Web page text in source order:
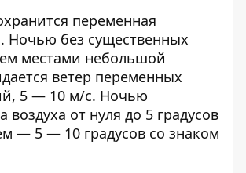
переменная
Ночью без существенных
местами небольшой
ветер переменных
5 — 10 м/с. Ночью
воздуха от нуля до 5 градусов
— 5 — 10 градусов со знаком